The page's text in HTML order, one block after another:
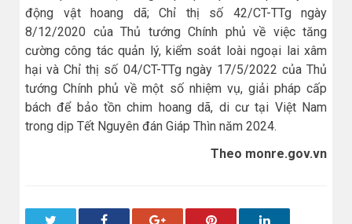
động vật hoang dã; Chỉ thị số 42/CT-TTg ngày
8/12/2020 của Thủ tướng Chính phủ về việc tăng
cường công tác quản lý, kiểm soát loài ngoại lai xâm
hại và Chỉ thị số 04/CT-TTg ngày 17/5/2022 của Thủ
tướng Chính phủ về một số nhiệm vụ, giải pháp cấp
bách để bảo tồn chim hoang dã, di cư tại Việt Nam
trong dịp Tết Nguyên đán Giáp Thìn năm 2024.
Theo monre.gov.vn
Facebook Google+ Pinterest LinkedIn